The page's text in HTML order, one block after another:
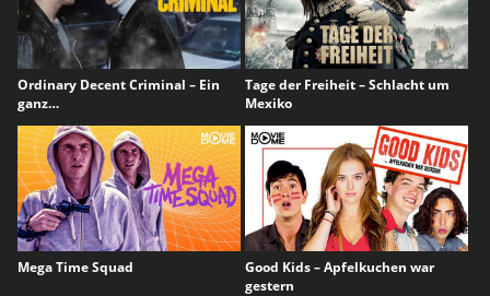
Ordinary Decent Criminal – Ein
ganz…
Tage der Freiheit – Schlacht um
Mexiko
Mega Time Squad
Good Kids – Apfelkuchen war
gestern